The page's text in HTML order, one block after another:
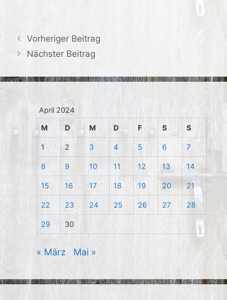
Vorheriger Beitrag
Nächster Beitrag
April 2024
M D M D F S S
1 2 3 4 5 6 7
8 9 10 11 12 13 14
15 16 17 18 19 20 21
22 23 24 25 26 27 28
29 30
« März Mai »